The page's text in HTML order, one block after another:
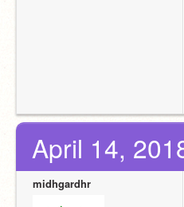
April 14,
midhgardhr